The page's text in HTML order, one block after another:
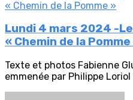
Lundi 4 mars 2024 -
« Chemin de la Pomme
Texte et photos Fabienne
emmenée par Philippe